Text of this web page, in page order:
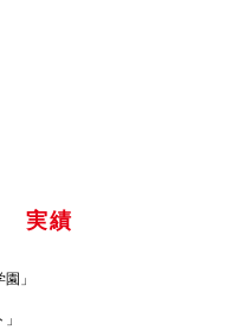
​実績
」